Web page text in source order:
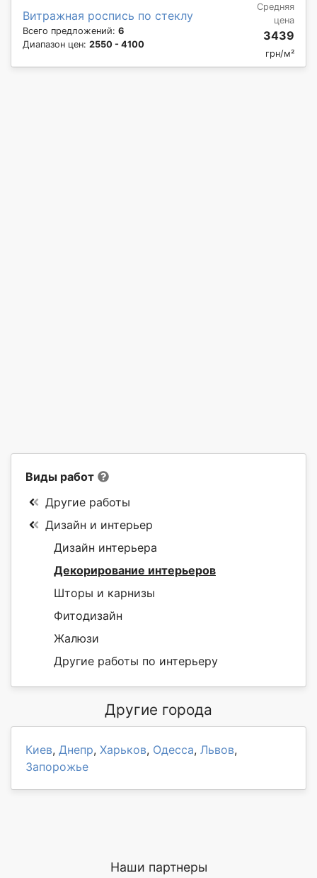
Витражная роспись по стеклу
Всего предложений: 6
Диапазон цен: 2550 - 4100
Средняя
цена
3439
грн/м²
Виды работ
Другие работы
Дизайн и интерьер
Дизайн интерьера
Декорирование интерьеров
Шторы и карнизы
Фитодизайн
Жалюзи
Другие работы по интерьеру
Другие города
Киев, Днепр, Харьков, Одесса, Львов,
Запорожье
Наши партнеры